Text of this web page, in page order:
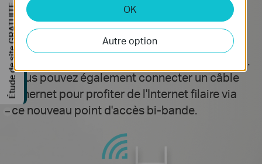
Mode point d'accès intégré
Le RE305 est bien bien qu'un répéteur sans fil.
Vous pouvez également connecter un câble
Ethernet pour profiter de l'Internet filaire via
ce nouveau point d'accès bi-bande.
OK
Autre option
Étude de site GRATUITE